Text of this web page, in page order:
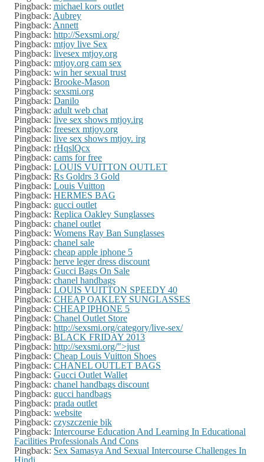
Pingback: michael kors outlet
Pingback: Aubrey
Pingback: Annett
Pingback: http://Sexsmi.org/
Pingback: mtjoy live Sex
Pingback: livesex mtjoy.org
Pingback: mtjoy.org cam sex
Pingback: win her sexual trust
Pingback: Brooke-Mason
Pingback: sexsmi.org
Pingback: Danilo
Pingback: adult web chat
Pingback: live sex shows mtjoy.irg
Pingback: freesex mtjoy.org
Pingback: live sex shows mtjoy. irg
Pingback: rHqslQcx
Pingback: cams for free
Pingback: LOUIS VUITTON OUTLET
Pingback: Rs Goldrs 3 Gold
Pingback: Louis Vuitton
Pingback: HERMES BAG
Pingback: gucci outlet
Pingback: Replica Oakley Sunglasses
Pingback: chanel outlet
Pingback: Womens Ray Ban Sunglasses
Pingback: chanel sale
Pingback: cheap apple iphone 5
Pingback: herve leger dress discount
Pingback: Gucci Bags On Sale
Pingback: chanel handbags
Pingback: LOUIS VUITTON SPEEDY 40
Pingback: CHEAP OAKLEY SUNGLASSES
Pingback: CHEAP IPHONE 5
Pingback: Chanel Outlet Store
Pingback: http://sexsmi.org/category/live-sex/
Pingback: BLACK FRIDAY 2013
Pingback: http://sexsmi.org/">just
Pingback: Cheap Louis Vuitton Shoes
Pingback: CHANEL OUTLET BAGS
Pingback: Gucci Outlet Wallet
Pingback: chanel handbags discount
Pingback: gucci handbags
Pingback: prada outlet
Pingback: website
Pingback: czyszczenie bik
Pingback: Intercourse Education And Learning In Educational
Facilities Professionals And Cons
Pingback: Sex Samasya And Sexual Intercourse Challenges In
Hindi